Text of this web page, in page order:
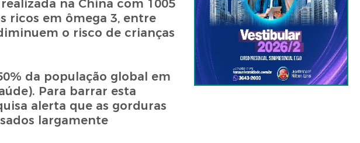
na China com 1005
ricos em ômega 3, entre
o risco de crianças
da população global em
Para barrar esta
alerta que as gorduras
largamente